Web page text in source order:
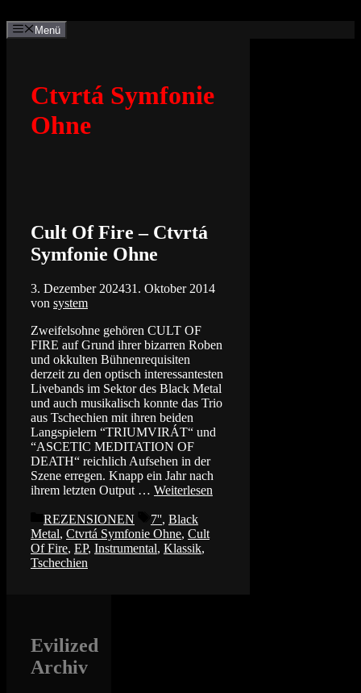
Inhalt
springen
Menü
Ctvrtá Symfonie
Ohne
Cult Of Fire – Ctvrtá
Symfonie Ohne
3. Dezember 202431. Oktober 2014
von system
Zweifelsohne gehören CULT OF
FIRE auf Grund ihrer bizarren Roben
und okkulten Bühnenrequisiten
derzeit zu den optisch interessantesten
Livebands im Sektor des Black Metal
und auch musikalisch konnte das Trio
aus Tschechien mit ihren beiden
Langspielern “TRIUMVIRÁT“ und
“ASCETIC MEDITATION OF
DEATH“ reichlich Aufsehen in der
Szene erregen. Knapp ein Jahr nach
ihrem letzten Output … Weiterlesen
Kategorien
REZENSIONEN Schlagwörter
7'', Black
Metal, Ctvrtá Symfonie Ohne, Cult
Of Fire, EP, Instrumental, Klassik,
Tschechien
Evilized
Archiv